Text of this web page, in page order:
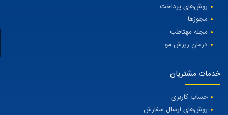
روش‌های پرداخت
مجوزها
مجله مهتاطب
درمان ریزش مو
خدمات مشتریان
حساب کاربری
روش‌های ارسال سفارش